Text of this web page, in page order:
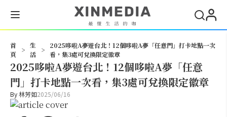
首
頁
>
生
活
>
2025哆啦A夢遊台北！12個哆啦A夢「任意門」打卡地點一次
看，集3處可兌換限定徽章
2025哆啦A夢遊台北！12個哆啦A夢「任意
門」打卡地點一次看，集3處可兌換限定徽章
By林芳如2025/06/16